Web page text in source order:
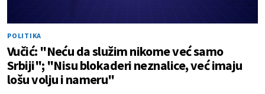
POLITIKA
Vučić: "Neću da služim nikome već samo
Srbiji"; "Nisu blokaderi neznalice, već imaju
lošu volju i nameru"